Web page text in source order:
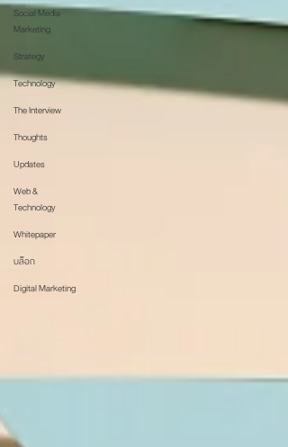
Social Media
Marketing
Strategy
Technology
The Interview
Thoughts
Updates
Web &
Technology
Whitepaper
บล็อก
Digital Marketing